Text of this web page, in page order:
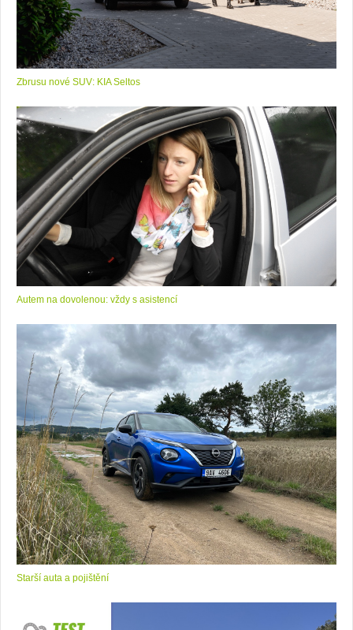
Zbrusu nové SUV: KIA Seltos
Autem na dovolenou: vždy s asistencí
Starší auta a pojištění